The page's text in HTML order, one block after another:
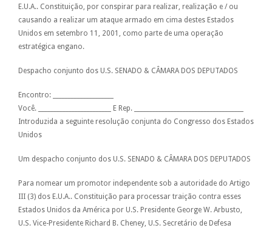
E.U.A.. Constituição, por conspirar para realizar, realização e / ou
causando a realizar um ataque armado em cima destes Estados
Unidos em setembro 11, 2001, como parte de uma operação
estratégica engano.
Despacho conjunto dos U.S. SENADO & CÂMARA DOS DEPUTADOS
Encontro: ____________________
Você. ________________________ E Rep. ____________________________________
Introduzida a seguinte resolução conjunta do Congresso dos Estados
Unidos
Um despacho conjunto dos U.S. SENADO & CÂMARA DOS DEPUTADOS
Para nomear um promotor independente sob a autoridade do Artigo
III (3) dos E.U.A.. Constituição para processar traição contra esses
Estados Unidos da América por U.S. Presidente George W. Arbusto,
U.S. Vice-Presidente Richard B. Cheney, U.S. Secretário de Defesa